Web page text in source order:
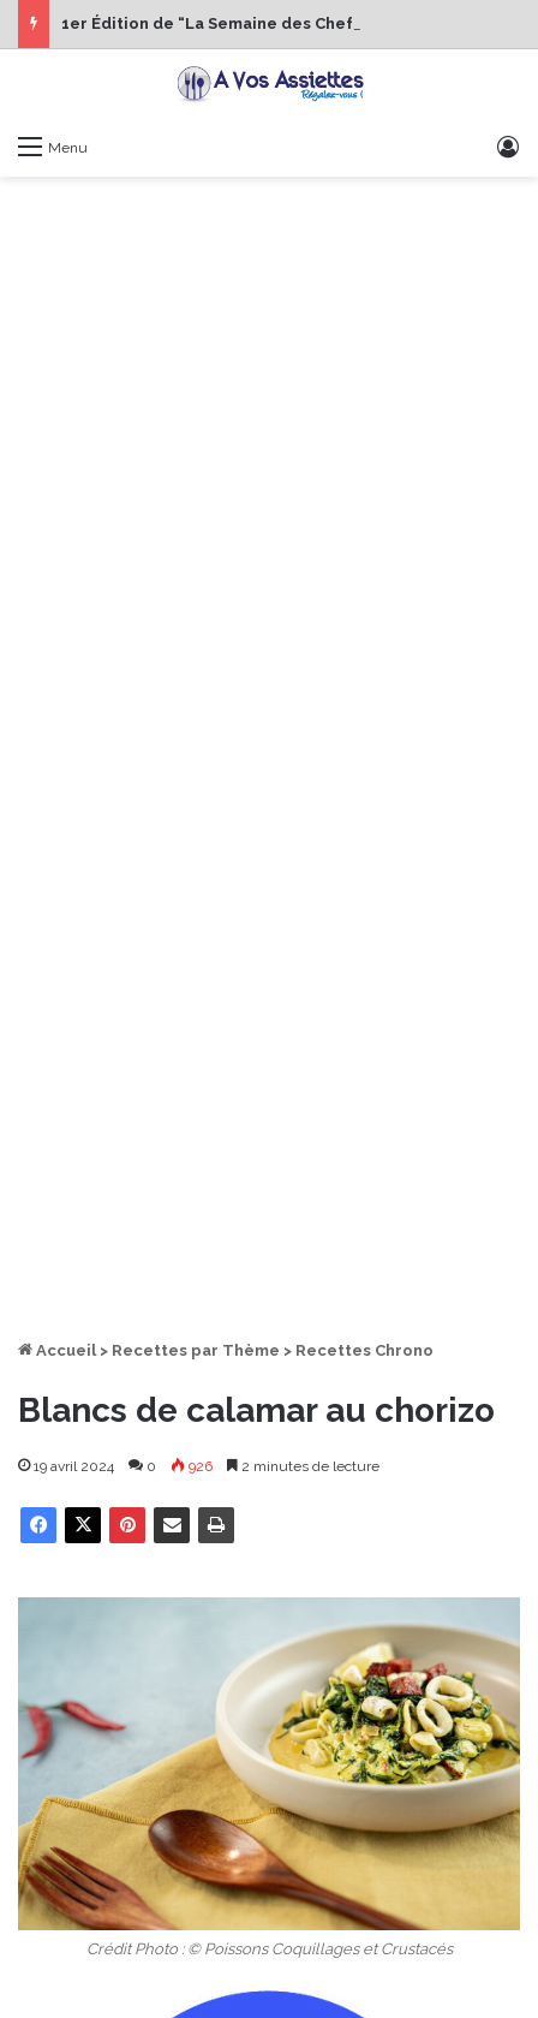
Menu
Accueil > Recettes par Thème > Recettes Chrono
Blancs de calamar au chorizo
19 avril 2024 0 926 2 minutes de lecture
Crédit Photo : © Poissons Coquillages et Crustacés